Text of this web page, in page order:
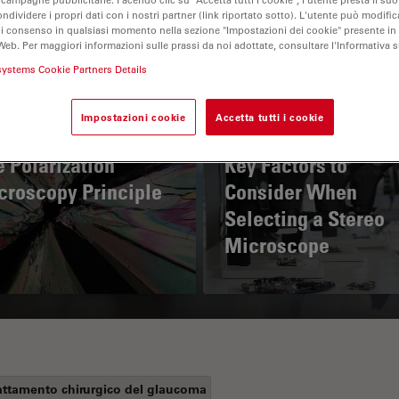
Polarization
Principle
Key Factors to
Consider When
Selecting a Stereo
Microscope
chirurgico del glaucoma
i propri dati con i nostri partner (link riportato sotto). L'utente può
consenso in qualsiasi momento nella sezione "Impostazioni dei cookie" presente
Per maggiori informazioni sulle prassi da noi adottate, consultare l'Informativa
Cookie Partners Details
Impostazioni cookie Accetta tutti i cookie